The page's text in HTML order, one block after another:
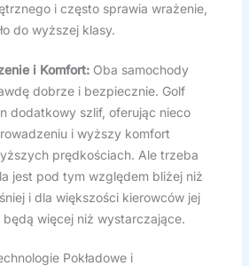
i często sprawia wrażenie,
do wyższej klasy.
i Komfort:Oba samochody
dobrze i bezpiecznie. Golf
dodatkowy szlif, oferując nieco
i wyższy komfort
prędkościach. Ale trzeba
jest pod tym względem bliżej niż
i dla większości kierowców jej
będą więcej niż wystarczające.
Pokładowe i